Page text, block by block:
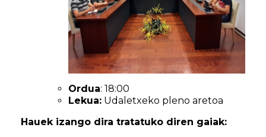
Ordua: 18:00
Lekua: Udaletxeko pleno aretoa
Hauek izango dira tratatuko diren gaiak: